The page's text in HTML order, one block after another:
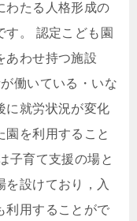
わたる人格形成の
す。 認定こども園
あわせ持つ施設
働いている・いな
に就労状況が変化
園を利用すること
子育て支援の場と
を設けており，入
利用することがで